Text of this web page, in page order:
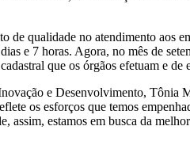
de qualidade no atendimento
e 7 horas. Agora, no mês de
que os órgãos efetuam e
e Desenvolvimento, Tônia
os esforços que temos
assim, estamos em busca da